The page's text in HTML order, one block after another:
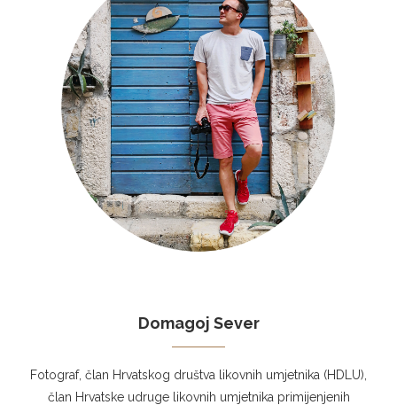
Domagoj Sever
Fotograf, član Hrvatskog društva likovnih umjetnika (HDLU),
član Hrvatske udruge likovnih umjetnika primijenjenih